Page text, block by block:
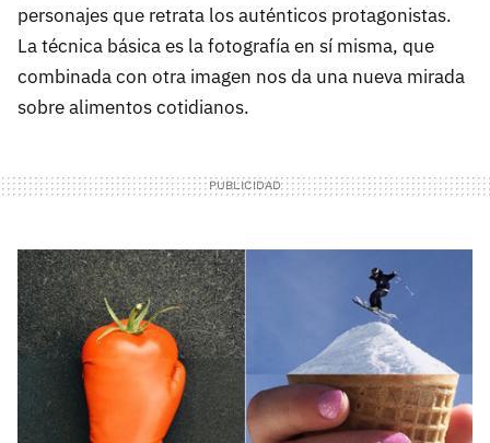
personajes que retrata los auténticos protagonistas.
La técnica básica es la fotografía en sí misma, que
combinada con otra imagen nos da una nueva mirada
sobre alimentos cotidianos.